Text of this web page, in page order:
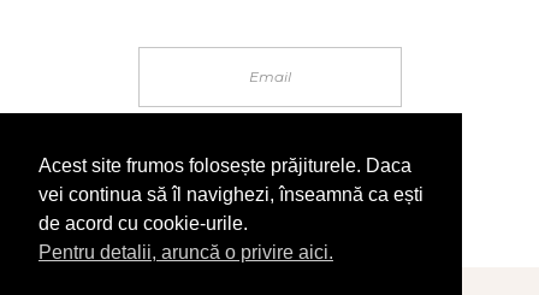
Acest site frumos folosește prăjiturele. Daca
vei continua să îl navighezi, înseamnă ca ești
de acord cu cookie-urile.
Pentru detalii, aruncă o privire aici.